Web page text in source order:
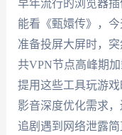
早年流行的浏览器
能看《甄嬛传》，
准备投屏大屏时，
共VPN节点高峰期
提用这些工具玩游
影音深度优化需求
追剧遇到网络泄露简